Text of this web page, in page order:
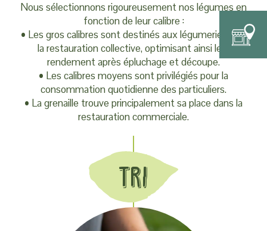
Nous sélectionnons rigoureusement nos légumes en
fonction de leur calibre :
• Les gros calibres sont destinés aux légumeries et à
la restauration collective, optimisant ainsi leur
rendement après épluchage et découpe.
• Les calibres moyens sont privilégiés pour la
consommation quotidienne des particuliers.
• La grenaille trouve principalement sa place dans la
restauration commerciale.
Tri